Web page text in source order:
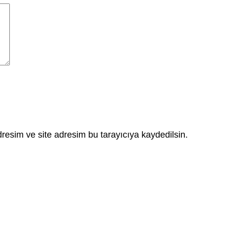
ve site adresim bu tarayıcıya kaydedilsin.